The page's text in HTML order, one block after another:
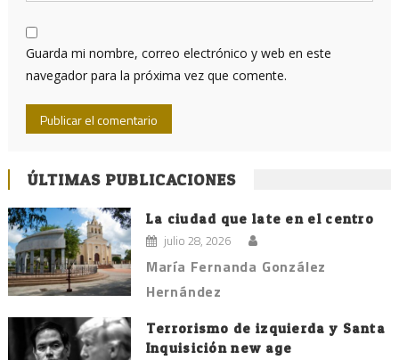
Guarda mi nombre, correo electrónico y web en este
navegador para la próxima vez que comente.
ÚLTIMAS PUBLICACIONES
La ciudad que late en el centro
julio 28, 2026
María Fernanda González
Hernández
Terrorismo de izquierda y Santa
Inquisición new age